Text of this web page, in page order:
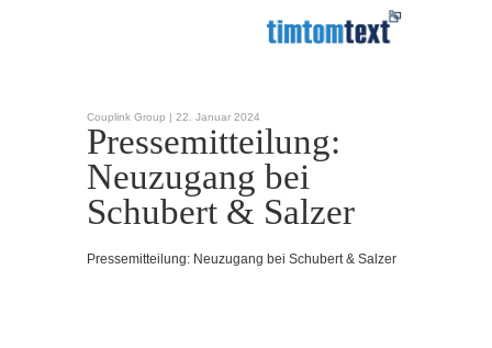
Couplink Group | 22. Januar 2024
Pressemitteilung:
Neuzugang bei
Schubert & Salzer
Pressemitteilung: Neuzugang bei Schubert & Salzer